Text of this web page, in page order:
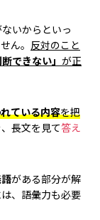
いからといっ
ん。 反対のこと
できない」 が正
ている内容を把
長文を見て答え
がある部分が解
、語彙力も必要